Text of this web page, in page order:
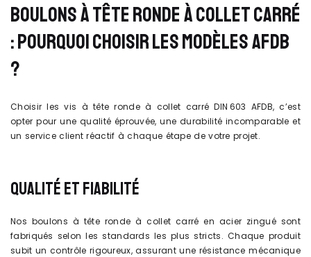
BOULONS À TÊTE RONDE À COLLET CARRÉ
: POURQUOI CHOISIR LES MODÈLES AFDB
?
Choisir les vis à tête ronde à collet carré DIN 603 AFDB, c’est
opter pour une qualité éprouvée, une durabilité incomparable et
un service client réactif à chaque étape de votre projet.
QUALITÉ ET FIABILITÉ
Nos boulons à tête ronde à collet carré en acier zingué sont
fabriqués selon les standards les plus stricts. Chaque produit
subit un contrôle rigoureux, assurant une résistance mécanique